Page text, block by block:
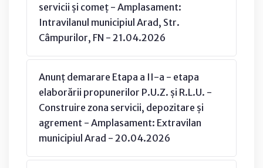
servicii și comeț - Amplasament:
Intravilanul municipiul Arad, Str.
Câmpurilor, FN - 21.04.2026
Anunț demarare Etapa a II-a - etapa
elaborării propunerilor P.U.Z. și R.L.U. -
Construire zona servicii, depozitare și
agrement - Amplasament: Extravilan
municipiul Arad - 20.04.2026